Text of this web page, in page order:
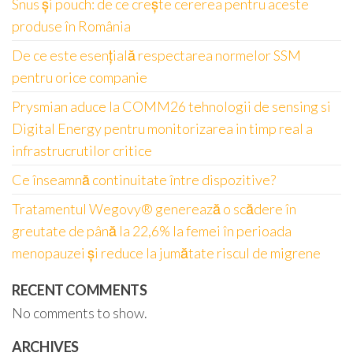
Snus și pouch: de ce crește cererea pentru aceste
produse în România
De ce este esențială respectarea normelor SSM
pentru orice companie
Prysmian aduce la COMM26 tehnologii de sensing si
Digital Energy pentru monitorizarea in timp real a
infrastrucrutilor critice
Ce înseamnă continuitate între dispozitive?
Tratamentul Wegovy® generează o scădere în
greutate de până la 22,6% la femei în perioada
menopauzei și reduce la jumătate riscul de migrene
RECENT COMMENTS
No comments to show.
ARCHIVES